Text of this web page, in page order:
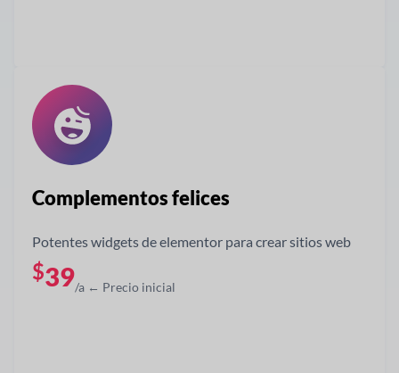
Complementos felices
Potentes widgets de elementor para crear sitios web
$39/a ← Precio inicial